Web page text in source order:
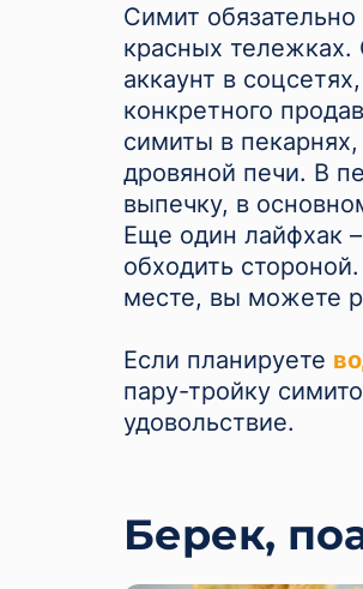
Симит
красных тележках.
аккаунт в
конкретного
симиты в
дровяной печи. В
выпечку, в
Еще один лайфхак
обходить
месте, вы можете
Если планируете
пару-тройку
удовольствие.
Берек,